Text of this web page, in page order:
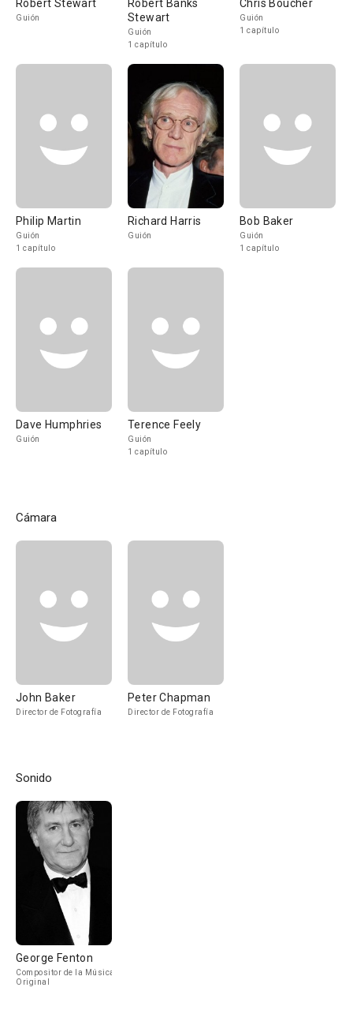
Robert Stewart
Guión
Robert Banks
Stewart
Guión
1 capítulo
Chris Boucher
Guión
1 capítulo
Philip Martin
Guión
1 capítulo
Richard Harris
Guión
Bob Baker
Guión
1 capítulo
Dave Humphries
Guión
Terence Feely
Guión
1 capítulo
Cámara
John Baker
Director de Fotografía
Peter Chapman
Director de Fotografía
Sonido
George Fenton
Compositor de la Música
Original